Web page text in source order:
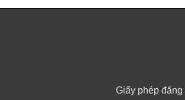
Giấy phép